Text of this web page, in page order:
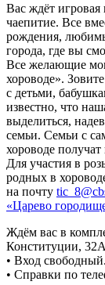
Вас ждёт игровая
чаепитие. Все
рождения,
города, где вы
Все желающие
хороводе».
с детьми,
известно, что
выделиться,
семьи. Семьи с
хороводе получат
Для участия в
родных в
на почту
«Царево
Ждём вас в
Конституции,
• Вход свободный.
• Справки по